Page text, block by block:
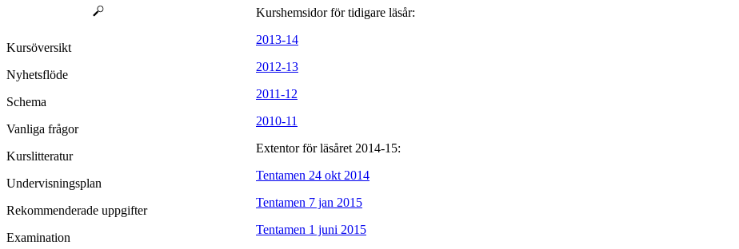
Kurshemsidor för tidigare läsår:
2013-14
2012-13
2011-12
2010-11
Extentor för läsåret 2014-15:
Tentamen 24 okt 2014
Tentamen 7 jan 2015
Tentamen 1 juni 2015
Kursöversikt
Nyhetsflöde
Schema
Vanliga frågor
Kurslitteratur
Undervisningsplan
Rekommenderade uppgifter
Examination